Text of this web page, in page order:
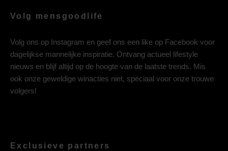
Volg mensgoodlife
Volg ons op Instagram en geef ons een like op Facebook voor
dagelijkse mannelijke inspiratie. Ontvang actueel lifestyle
nieuws en blijf altijd op de hoogte van de laatste trends. Mis
ook onze geweldige winacties niet, speciaal voor onze trouwe
volgers!
Exclusieve partners